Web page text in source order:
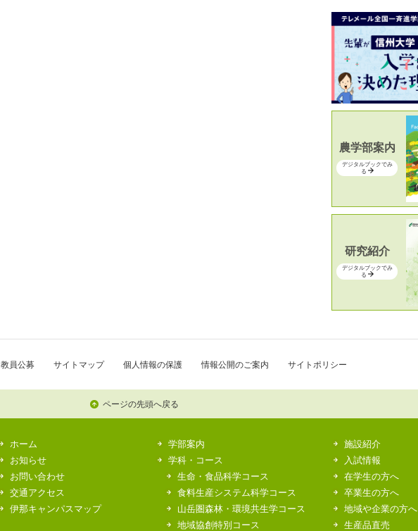
農学部案内
デジタルブックでみ
る
研究紹介
デジタルブックでみ
る
教員公募 サイトマップ 個人情報の保護 情報公開のご案内 サイトポリシー
ページの先頭へ戻る
ホーム
お知らせ
お問い合わせ
交通アクセス
伊那キャンパスマップ
学部案内
学科・コース
生命・食品科学コース
食料生産システム科学コース
山岳圏森林・環境共生学コース
地域協創特別コース
施設紹介
入試情報
在学生の方へ
卒業生の方へ
地域や企業の方へ
生産品直売